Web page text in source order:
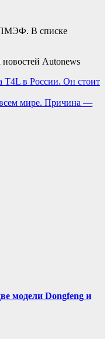
Autonews
T4L в России. Он стоит
мире. Причина —
модели Dongfeng и